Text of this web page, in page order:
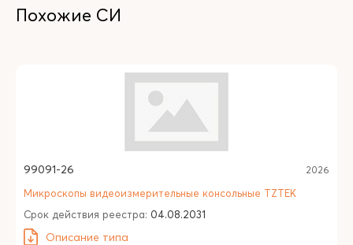
Похожие СИ
99091-26 2026
Микроскопы видеоизмерительные консольные TZTEK
Срок действия реестра: 04.08.2031
Описание типа